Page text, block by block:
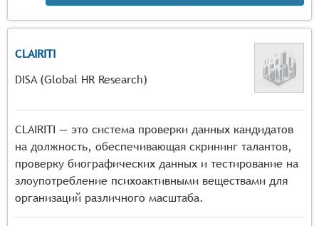
CLAIRITI
DISA (Global HR Research)
CLAIRITI — это система проверки данных кандидатов
на должность, обеспечивающая скрининг талантов,
проверку биографических данных и тестирование на
злоупотребление психоактивными веществами для
организаций различного масштаба.